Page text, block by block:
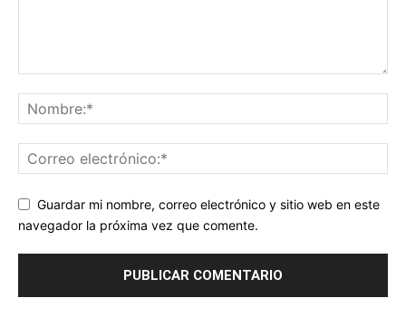
Guardar mi nombre, correo electrónico y sitio web en este
navegador la próxima vez que comente.